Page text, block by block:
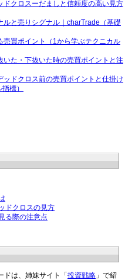
ドクロスーだましと信頼度の高い見方
ルと売りシグナル｜charTrade（基礎
売買ポイント（1から学ぶテクニカル
た・下抜いた時の売買ポイントと注
ドクロス前の売買ポイントと仕掛け
標）
ドクロスの見方
る際の注意点
ドは、姉妹サイト「 投資戦略 」で紹